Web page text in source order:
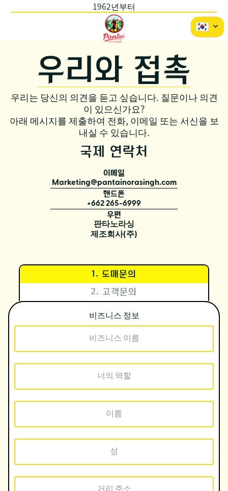
1962년부터
우리와 접촉
우리는 당신의 의견을 듣고 싶습니다. 질문이나 의견
이 있으신가요?
아래 메시지를 제출하여 전화, 이메일 또는 서신을 보
내실 수 있습니다.
국제 연락처
이메일
Marketing@pantainorasingh.com
핸드폰
+662 265-6999
우편
판타노라싱
제조회사(주)
1. 도매문의
2. 고객문의
비즈니스 정보